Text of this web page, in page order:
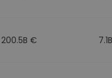
200.5B €